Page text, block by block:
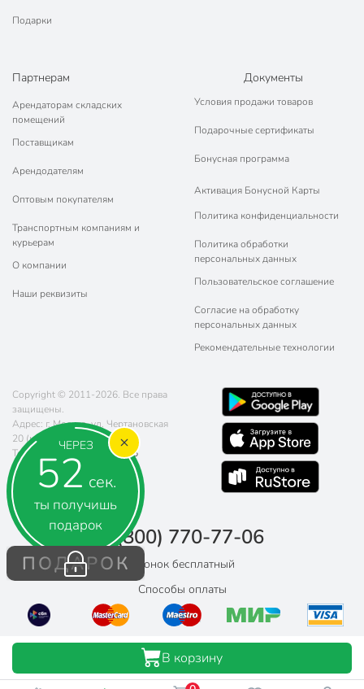
ЧЕРЕЗ
51 сек.
ты получишь
подарок
ПОДАРОК
Подарки
Партнерам
Арендаторам складских
помещений
Поставщикам
Арендодателям
Оптовым покупателям
Транспортным компаниям и
курьерам
О компании
Наши реквизиты
Документы
Условия продажи товаров
Подарочные сертификаты
Бонусная программа
Активация Бонусной Карты
Политика конфиденциальности
Политика обработки
персональных данных
Пользовательское соглашение
Согласие на обработку
персональных данных
Рекомендательные технологии
Copyright © 2011-2026. Все права
защищены.
Адрес: г. Москва, ул. Чертановская
20 (метро Южная)
Телефон:
8 (800) 770-77-06
Почта:sales@poryadok.ru
8 (800) 770-77-06
Звонок бесплатный
Способы оплаты
В корзину